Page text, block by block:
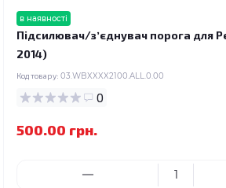
в наявності
Підсилювач/зʼєднувач порога для
2014)
Код товару: 03.WBXXXX2100.ALL.0.00
0
500.00 грн.